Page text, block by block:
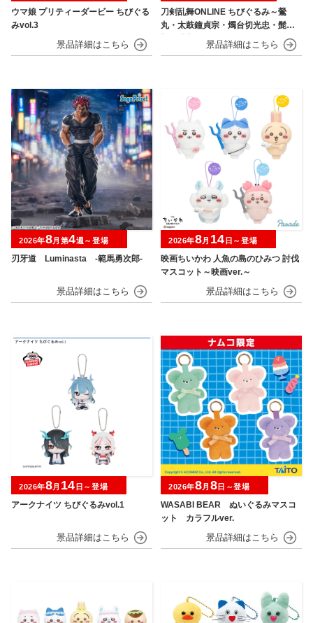
ウマ娘 プリティーダービー ちびぐる
みvol.3
刀剣乱舞ONLINE ちびぐるみ～鶯
丸・太鼓鐘貞宗・燭台切光忠・髭
刃牙道 Luminasta ‐範馬勇次郎‐
2026年8月第4週～登場
映画ちいかわ 人魚の島のひみつ 討伐
マスコット～映画ver.～
2026年8月 14 日～登場
アークナイツ ちびぐるみvol.1
2026年8月 14 日～登場
WASABI BEAR ぬいぐるみマスコ
ット カラフルver.
2026年8月 8日～登場